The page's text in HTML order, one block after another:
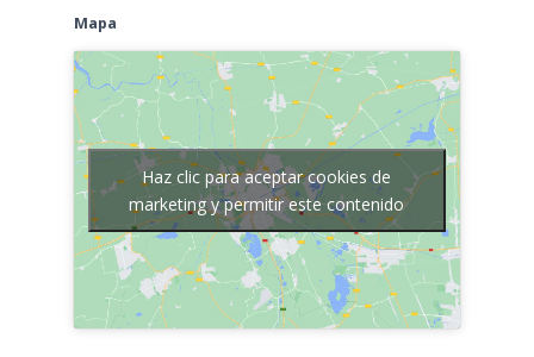
Mapa
Haz clic para aceptar cookies de
marketing y permitir este contenido